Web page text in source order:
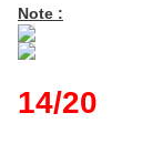
Note :
14/20